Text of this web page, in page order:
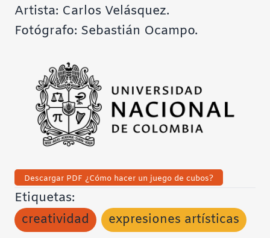
Artista: Carlos Velásquez.
Fotógrafo: Sebastián Ocampo.
Descargar PDF ¿Cómo hacer un juego de cubos?
Etiquetas:
creatividad
expresiones artísticas